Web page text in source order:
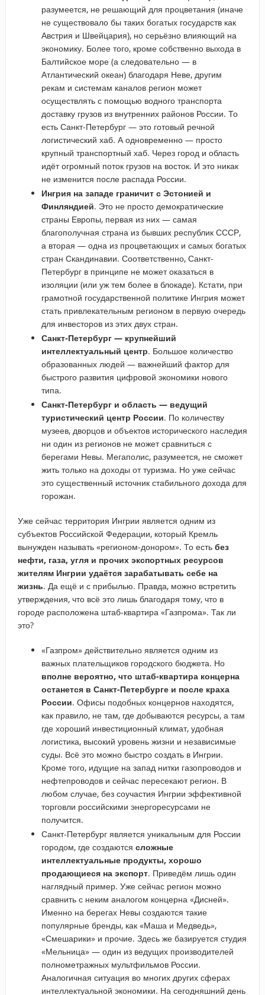
разумеется, не решающий для процветания (иначе
не существовало бы таких богатых государств как
Австрия и Швейцария), но серьёзно влияющий на
экономику. Более того, кроме собственно выхода в
Балтийское море (а следовательно — в
Атлантический океан) благодаря Неве, другим
рекам и системам каналов регион может
осуществлять с помощью водного транспорта
доставку грузов из внутренних районов России. То
есть Санкт-Петербург — это готовый речной
логистический хаб. А одновременно — просто
крупный транспортный хаб. Через город и область
идёт огромный поток грузов на восток. И это никак
не изменится после распада России.
Ингрия на западе граничит с Эстонией и
Финляндией. Это не просто демократические
страны Европы, первая из них — самая
благополучная страна из бывших республик СССР,
а вторая — одна из процветающих и самых богатых
стран Скандинавии. Соответственно, Санкт-
Петербург в принципе не может оказаться в
изоляции (или уж тем более в блокаде). Кстати, при
грамотной государственной политике Ингрия может
стать привлекательным регионом в первую очередь
для инвесторов из этих двух стран.
Санкт-Петербург — крупнейший
интеллектуальный центр. Большое количество
образованных людей — важнейший фактор для
быстрого развития цифровой экономики нового
типа.
Санкт-Петербург и область — ведущий
туристический центр России. По количеству
музеев, дворцов и объектов исторического наследия
ни один из регионов не может сравниться с
берегами Невы. Мегаполис, разумеется, не сможет
жить только на доходы от туризма. Но уже сейчас
это существенный источник стабильного дохода для
горожан.
Уже сейчас территория Ингрии является одним из
субъектов Российской Федерации, который Кремль
вынужден называть «регионом-донором». То есть без
нефти, газа, угля и прочих экспортных ресурсов
жителям Ингрии удаётся зарабатывать себе на
жизнь. Да ещё и с прибылью. Правда, можно встретить
утверждения, что всё это лишь благодаря тому, что в
городе расположена штаб-квартира «Газпрома». Так ли
это?
«Газпром» действительно является одним из
важных плательщиков городского бюджета. Но
вполне вероятно, что штаб-квартира концерна
останется в Санкт-Петербурге и после краха
России. Офисы подобных концернов находятся,
как правило, не там, где добываются ресурсы, а там
где хороший инвестиционный климат, удобная
логистика, высокий уровень жизни и независимые
суды. Всё это можно быстро создать в Ингрии.
Кроме того, идущие на запад нитки газопроводов и
нефтепроводов и сейчас пересекают регион. В
любом случае, без соучастия Ингрии эффективной
торговли российскими энергоресурсами не
получится.
Санкт-Петербург является уникальным для России
городом, где создаются сложные
интеллектуальные продукты, хорошо
продающиеся на экспорт. Приведём лишь один
наглядный пример. Уже сейчас регион можно
сравнить с неким аналогом концерна «Дисней».
Именно на берегах Невы создаются такие
популярные бренды, как «Маша и Медведь»,
«Смешарики» и прочие. Здесь же базируется студия
«Мельница» — один из ведущих производителей
полнометражных мультфильмов России.
Аналогичная ситуация во многих других сферах
интеллектуальной экономики. На сегодняшний день